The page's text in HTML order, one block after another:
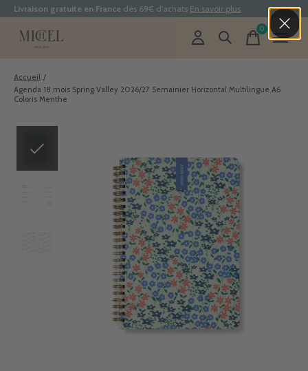
Livraison gratuite en France dès 69€ d'achats En savoir plus
0items
Accueil /
Agenda 18 mois Spring Valley 2026/27 Semainier Horizontal Multilingue A6
Coloris Menthe